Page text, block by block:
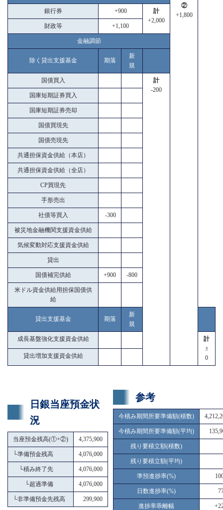
②
+1,800
銀行券 +900
計
+2,000
財政等 +1,100
金融調節
除く貸出支援基金 期落
新
規
国債買入
計
-200
国庫短期証券買入
国庫短期証券売却
国債買現先
国債売現先
共通担保資金供給（本店）
共通担保資金供給（全店）
CP買現先
手形売出
社債等買入 -300
被災地金融機関支援資金供給
気候変動対応支援資金供給
貸出
国債補完供給 +900 -800
米ドル資金供給用担保国債供
給
貸出支援基金 期落
新
規
成長基盤強化支援資金供給
計
±
0
貸出増加支援資金供給
日銀当座預金状
況
当座預金残高(①+②) 4,375,900
└準備預金残高 4,076,000
└積み終了先 4,076,000
└超過準備 4,076,000
└非準備預金先残高 299,900
参考
今積み期間所要準備額(積数)
今積み期間所要準備額(平均)
残り要積立額(積数)
残り要積立額(平均)
準預進捗率(%)
日数進捗率(%)
進捗率乖離幅